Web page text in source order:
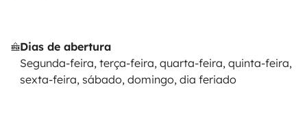
Dias de abertura
Segunda-feira, terça-feira, quarta-feira, quinta-feira,
sexta-feira, sábado, domingo, dia feriado